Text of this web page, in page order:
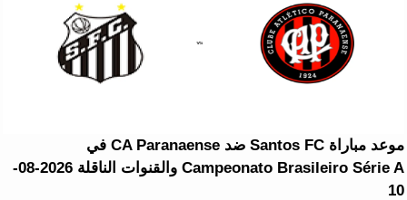
موعد مباراة Santos FC ضد CA Paranaense في
Campeonato Brasileiro Série A والقنوات الناقلة 2026-08-
10